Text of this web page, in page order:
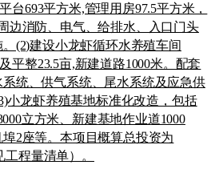
台693平方米,管理用房97.5平方米，
边消防、电气、给排水、入口门头
(2)建设小龙虾循环水养殖车间
平整23.5亩,新建道路1000米。配套
统、供气系统、尾水系统及应急供
小龙虾养殖基地标准化改造，包括
立方米、新建基地作业道1000
2座等。本项目概算总投资为
工程量清单）。